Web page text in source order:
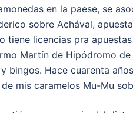
en la paese, se
sobre Achával,
tiene licencias pra
Martín de Hipódromo
bingos. Hace cuarenta
mis caramelos Mu-Mu